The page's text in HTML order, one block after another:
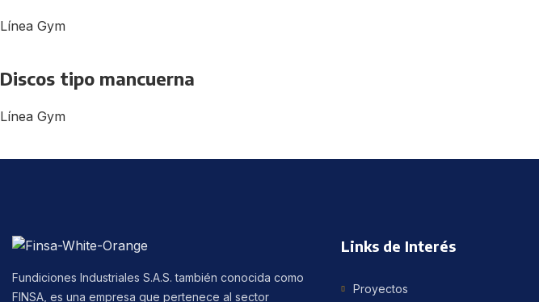
Línea Gym
Discos tipo mancuerna
Línea Gym
Fundiciones Industriales S.A.S. también conocida como
FINSA, es una empresa que pertenece al sector
Links de Interés
Proyectos